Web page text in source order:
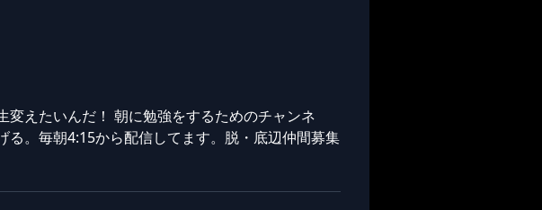
変えたいんだ！ 朝に勉強をするためのチャンネ
。毎朝4:15から配信してます。脱・底辺仲間募集